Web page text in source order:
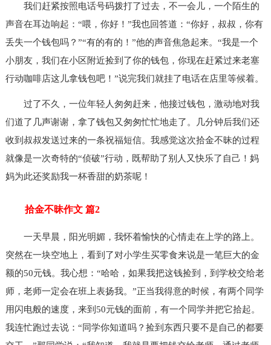
我们赶紧按照电话号码拨打了过去，不一会儿，一个陌生的
声音在耳边响起：“喂，你好！”我也回答道：“你好，叔叔，你有
丢失一个钱包吗？”“有的有的！”他的声音焦急起来。“我是一个
小朋友，我们在小区附近捡到了你的钱包，你现在赶紧过来老塞
行动咖啡店这儿拿钱包吧！”说完我们就挂了电话在店里等候着。
过了不久，一位年轻人匆匆赶来，他接过钱包，激动地对我
们道了几声谢谢，拿了钱包又匆匆忙忙地走了。几分钟后我们还
收到叔叔发送过来的一条祝福短信。我感觉这次拾金不昧的过程
就像是一次奇特的“侦破”行动，既帮助了别人又快乐了自己！妈
妈为此还奖励我一杯香甜的奶茶呢！
拾金不昧作文 篇2
一天早晨，阳光明媚，我怀着愉快的心情走在上学的路上。
突然在一块空地上，看到了对小学生买零食来说是一笔巨大的金
额的50元钱。我心想：“哈哈，如果我把这钱捡到，到学校交给老
师，老师一定会在班上表扬我。”正当我得意的时候，有两个同学
用闪电般的速度，来到50元钱的面前，有一个同学并把它拾起。
我连忙跑过去说：“同学你知道吗？捡到东西只要不是自己的都要